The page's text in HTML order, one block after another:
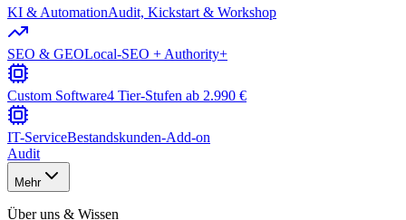
KI & AutomationAudit, Kickstart & Workshop
SEO & GEOLocal-SEO + Authority+
Custom Software4 Tier-Stufen ab 2.990 €
IT-ServiceBestandskunden-Add-on
Audit
Mehr
Über uns & Wissen